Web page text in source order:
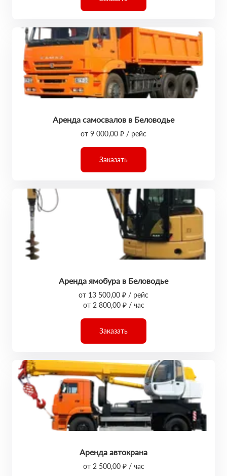
Аренда самосвалов в Беловодье
от 9 000,00 ₽ / рейс
Заказать
Аренда ямобура в Беловодье
от 13 500,00 ₽ / рейс
от 2 800,00 ₽ / час
Заказать
Аренда автокрана
от 2 500,00 ₽ / час